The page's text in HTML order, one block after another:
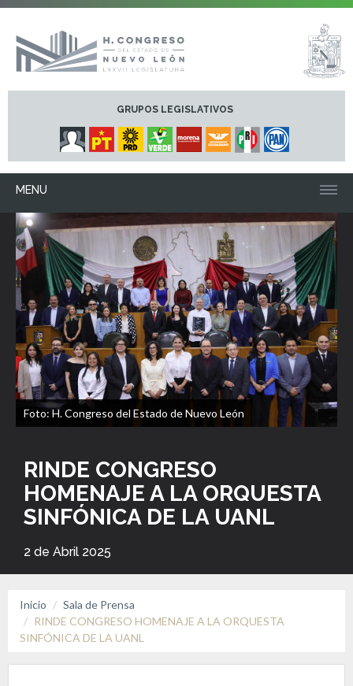
GRUPOS LEGISLATIVOS
MENU
Foto: H. Congreso del Estado de Nuevo León
RINDE CONGRESO
HOMENAJE A LA ORQUESTA
SINFÓNICA DE LA UANL
2 de Abril 2025
Inicio
Sala de Prensa
RINDE CONGRESO HOMENAJE A LA ORQUESTA
SINFÓNICA DE LA UANL